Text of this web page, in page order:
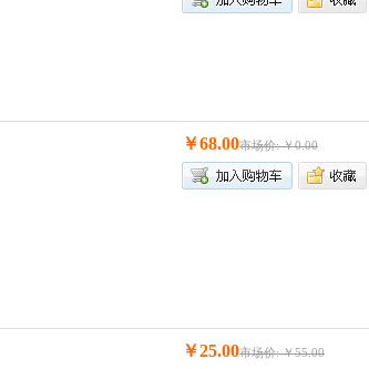
￥68.00市场价: ￥0.00
￥25.00市场价: ￥55.00